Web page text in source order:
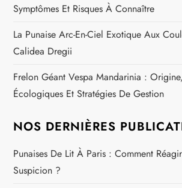
Symptômes Et Risques À Connaître
La Punaise Arc-En-Ciel Exotique Aux
Calidea Dregii
Frelon Géant Vespa Mandarinia :
Écologiques Et Stratégies De Gestion
NOS DERNIÈRES
Punaises De Lit À Paris : Comment
Suspicion ?